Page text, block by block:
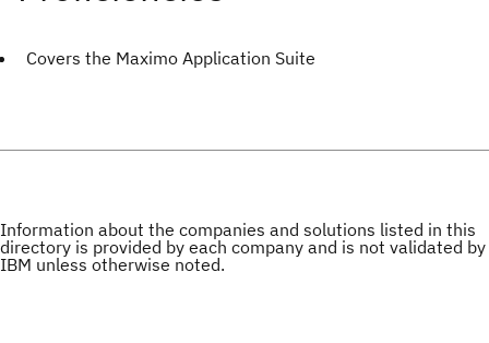
Covers the Maximo Application Suite
Information about the companies and solutions listed in this
directory is provided by each company and is not validated by
IBM unless otherwise noted.